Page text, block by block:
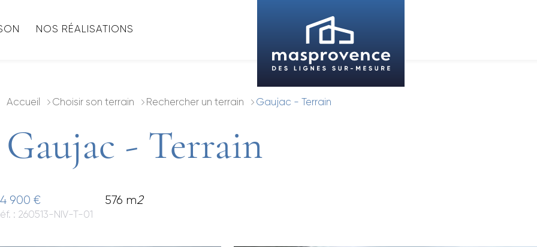
NOS RÉALISATIONS
Accueil Choisir son terrain Rechercher un terrain Gaujac - Terrain
Gaujac - Terrain
900 € 576 m2
: 260513-NIV-T-01